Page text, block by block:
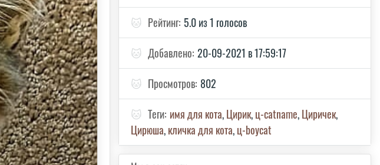
🐱 Рейтинг: 5.0 из 1 голосов
🐱 Добавлено: 20-09-2021 в 17:59:17
🐱 Просмотров: 802
🐱 Теги: имя для кота,Цирик,ц-catname,Циричек,
Цирюша,кличка для кота,ц-boycat